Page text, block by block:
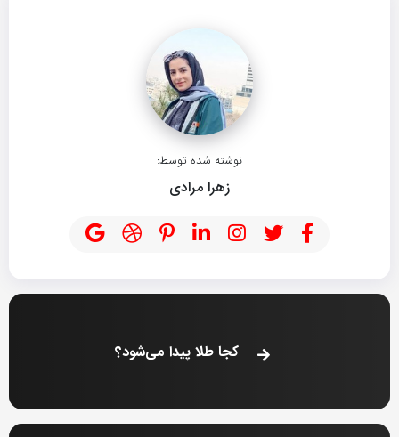
نوشته شده توسط:
زهرا مرادی
کجا طلا پیدا می‌شود؟